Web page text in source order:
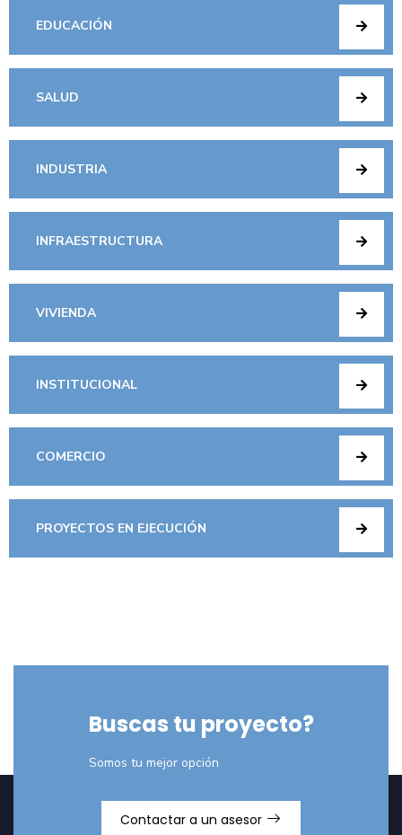
EDUCACIÓN
SALUD
INDUSTRIA
INFRAESTRUCTURA
VIVIENDA
INSTITUCIONAL
COMERCIO
PROYECTOS EN EJECUCIÓN
Buscas tu proyecto?
Somos tu mejor opción
Contactar a un asesor